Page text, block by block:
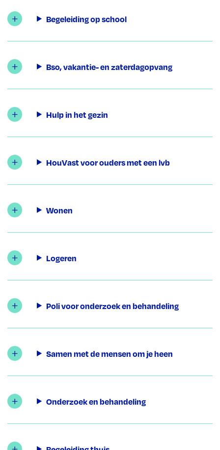
Begeleiding op school
Bso, vakantie- en zaterdagopvang
Hulp in het gezin
HouVast voor ouders met een lvb
Wonen
Logeren
Poli voor onderzoek en behandeling
Samen met de mensen om je heen
Onderzoek en behandeling